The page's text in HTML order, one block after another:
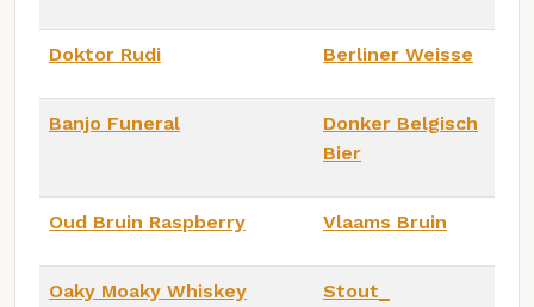
Doktor Rudi Berliner Weisse
Banjo Funeral
Donker Belgisch
Bier
Oud Bruin Raspberry Vlaams Bruin
Oaky Moaky Whiskey
Stout_